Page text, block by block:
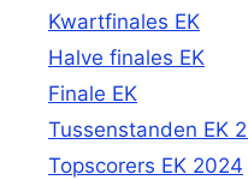
Kwartfinales EK
Halve finales EK
Finale EK
Tussenstanden EK
Topscorers EK 2024